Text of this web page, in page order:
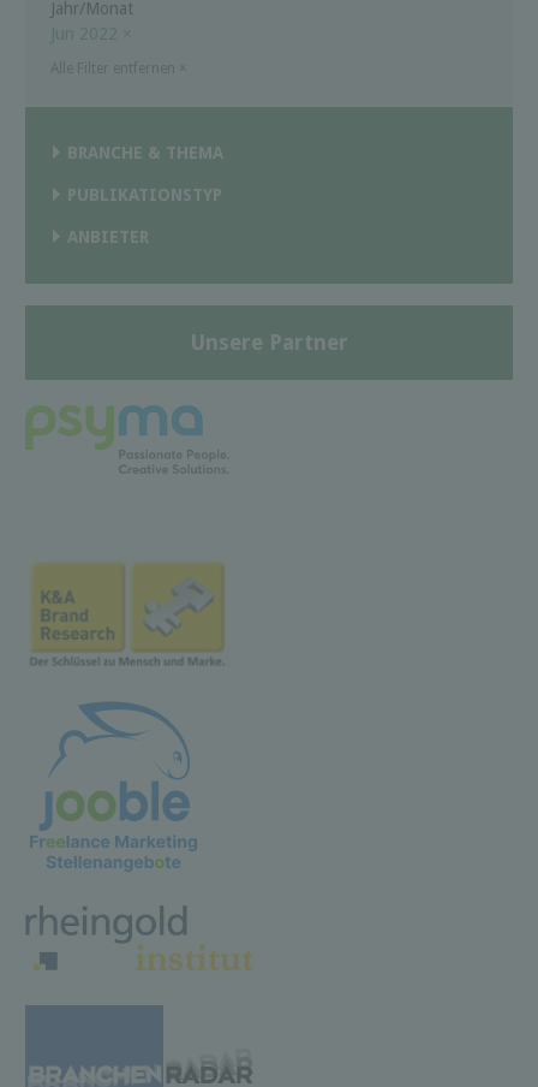
Jahr/Monat
Jun 2022 ×
BRANCHE & THEMA
PUBLIKATIONSTYP
ANBIETER
Unsere Partner